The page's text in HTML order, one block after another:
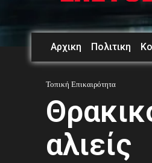
Αρχικη Πολιτικη
Τοπική Επικαιρότητα
αλιείς